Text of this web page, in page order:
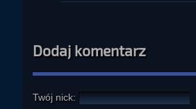
Dodaj komentarz
Twój nick: